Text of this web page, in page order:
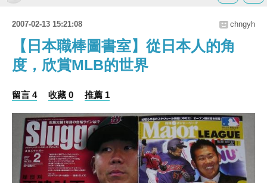
2007-02-13 15:21:08 chngyh
【日本職棒圖書室】從日本人的角
度，欣賞MLB的世界
留言 4 收藏 0 推薦 1